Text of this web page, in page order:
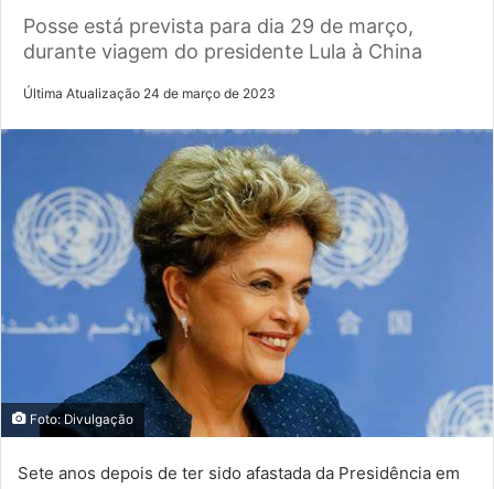
Posse está prevista para dia 29 de março,
durante viagem do presidente Lula à China
Última Atualização 24 de março de 2023
Foto: Divulgação
Sete anos depois de ter sido afastada da Presidência em